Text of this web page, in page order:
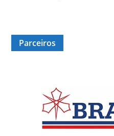
Parceiros